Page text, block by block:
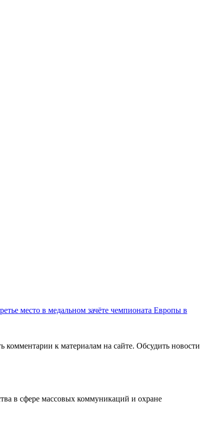
место в медальном зачёте чемпионата Европы в
к материалам на сайте. Обсудить новости
в сфере массовых коммуникаций и охране